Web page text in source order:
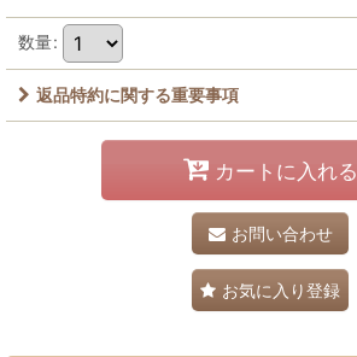
数量:
返品特約に関する重要事項
カートに入れる
お問い合わせ
お気に入り登録